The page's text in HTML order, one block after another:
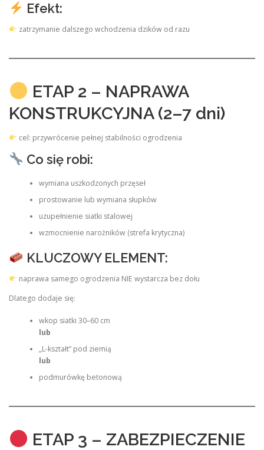
Efekt:
zatrzymanie dalszego wchodzenia dzików od razu
ETAP 2 – NAPRAWA
KONSTRUKCYJNA (2–7 dni)
cel: przywrócenie pełnej stabilności ogrodzenia
Co się robi:
wymiana uszkodzonych przęseł
prostowanie lub wymiana słupków
uzupełnienie siatki stalowej
wzmocnienie narożników (strefa krytyczna)
KLUCZOWY ELEMENT:
naprawa samego ogrodzenia NIE wystarcza bez dołu
Dlatego dodaje się:
wkop siatki 30–60 cm
lub
„L-kształt” pod ziemią
lub
podmurówkę betonową
ETAP 3 – ZABEZPIECZENIE